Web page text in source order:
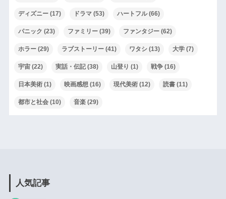
ディズニー(17) ドラマ(53) ハートフル(66)
パニック (23) ファミリー(39) ファンタジー(62)
ホラー(29) ラブストーリー(41) ワタシ(13) 大学(7)
宇宙(22) 実話・伝記(38) 山登り (1) 戦争(16)
日本美術(1) 映画感想 (16) 現代美術(12) 読書(11)
都市と社会(10) 音楽(29)
人気記事